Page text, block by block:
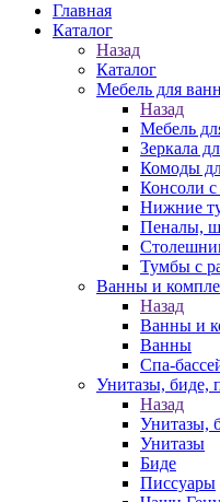
Главная
Каталог
Назад
Каталог
Мебель для
Назад
Мебель
Зеркала
Комоды
Консоли
Нижние
Пеналы,
Тумбы с
Ванны и
Назад
Ванны и
Ванны
Спа-
Унитазы, биде,
Назад
Унитазы,
Унитазы
Биде
Писсуары